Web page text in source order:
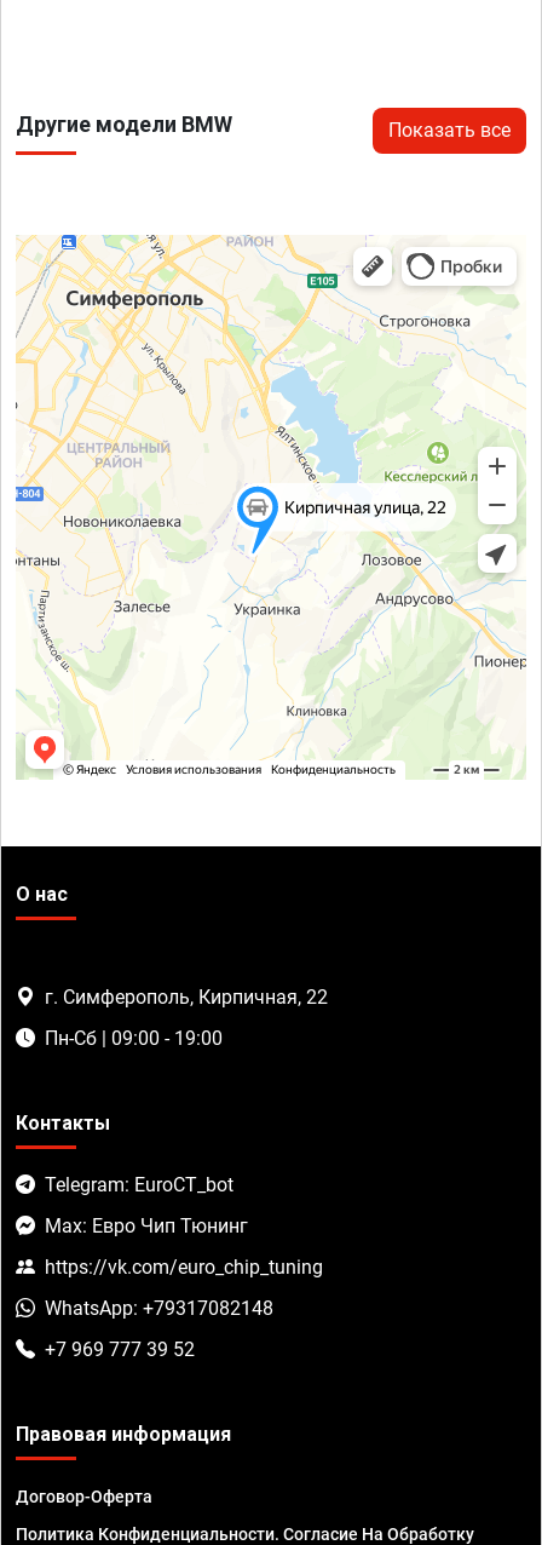
Другие модели BMW Показать все
О нас
г. Симферополь, Кирпичная, 22
Пн-Сб | 09:00 - 19:00
Контакты
Telegram: EuroCT_bot
Max: Евро Чип Тюнинг
https://vk.com/euro_chip_tuning
WhatsApp: +79317082148
+7 969 777 39 52
Правовая информация
Договор-Оферта
Политика Конфиденциальности. Согласие На Обработку